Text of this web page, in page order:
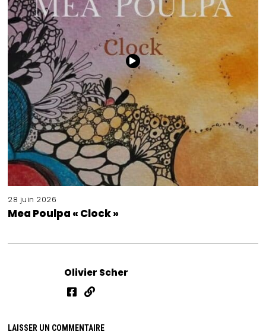
28 juin 2026
Mea Poulpa « Clock »
Olivier Scher
LAISSER UN COMMENTAIRE